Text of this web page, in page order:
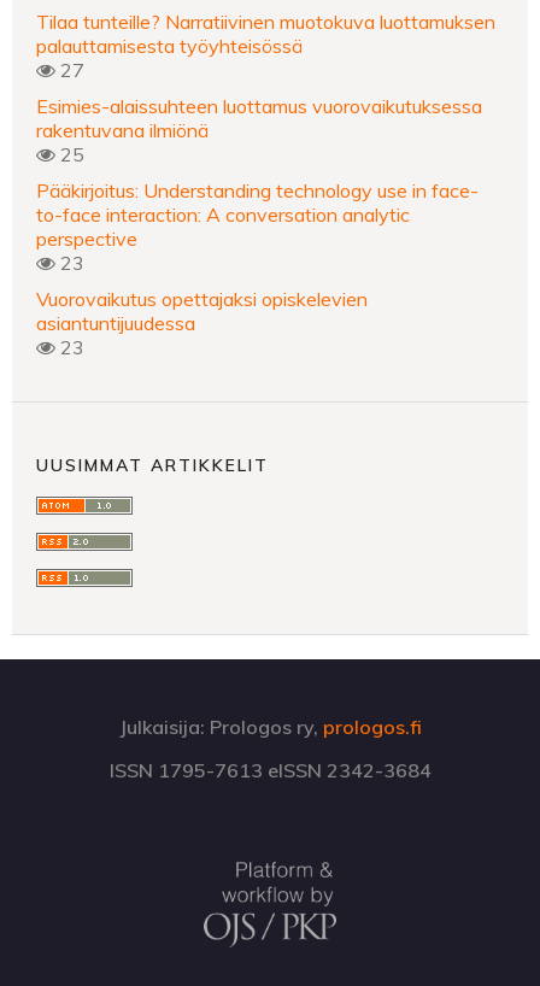
Tilaa tunteille? Narratiivinen muotokuva luottamuksen
palauttamisesta työyhteisössä
27
Esimies-alaissuhteen luottamus vuorovaikutuksessa
rakentuvana ilmiönä
25
Pääkirjoitus: Understanding technology use in face-
to-face interaction: A conversation analytic
perspective
23
Vuorovaikutus opettajaksi opiskelevien
asiantuntijuudessa
23
UUSIMMAT ARTIKKELIT
Julkaisija: Prologos ry, prologos.fi
ISSN 1795-7613 eISSN 2342-3684